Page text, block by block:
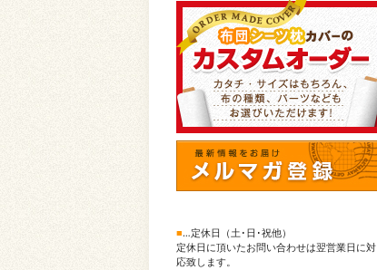
■…定休日（土･日･祝他）
定休日に頂いたお問い合わせは翌営業日に対
応致します。